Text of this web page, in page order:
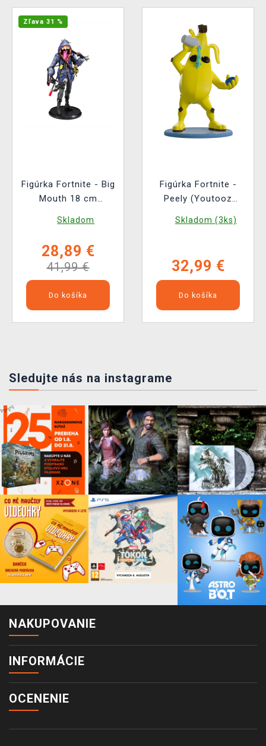
Zľava 31 %
Figúrka Fortnite - Big
Mouth 18 cm
Skladom
28,89 €
41,99 €
Do košíka
Figúrka Fortnite -
Peely (Youtooz
Skladom (3ks)
32,99 €
Do košíka
Sledujte nás na instagrame
NAKUPOVANIE
INFORMÁCIE
OCENENIE